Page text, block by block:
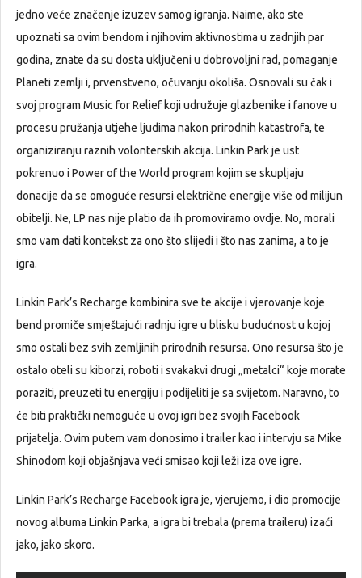
jedno veće značenje izuzev samog igranja. Naime, ako ste
upoznati sa ovim bendom i njihovim aktivnostima u zadnjih par
godina, znate da su dosta uključeni u dobrovoljni rad, pomaganje
Planeti zemlji i, prvenstveno, očuvanju okoliša. Osnovali su čak i
svoj program Music for Relief koji udružuje glazbenike i fanove u
procesu pružanja utjehe ljudima nakon prirodnih katastrofa, te
organiziranju raznih volonterskih akcija. Linkin Park je ust
pokrenuo i Power of the World program kojim se skupljaju
donacije da se omoguće resursi električne energije više od milijun
obitelji. Ne, LP nas nije platio da ih promoviramo ovdje. No, morali
smo vam dati kontekst za ono što slijedi i što nas zanima, a to je
igra.
Linkin Park’s Recharge kombinira sve te akcije i vjerovanje koje
bend promiče smještajući radnju igre u blisku budućnost u kojoj
smo ostali bez svih zemljinih prirodnih resursa. Ono resursa što je
ostalo oteli su kiborzi, roboti i svakakvi drugi „metalci“ koje morate
poraziti, preuzeti tu energiju i podijeliti je sa svijetom. Naravno, to
će biti praktički nemoguće u ovoj igri bez svojih Facebook
prijatelja. Ovim putem vam donosimo i trailer kao i intervju sa Mike
Shinodom koji objašnjava veći smisao koji leži iza ove igre.
Linkin Park’s Recharge Facebook igra je, vjerujemo, i dio promocije
novog albuma Linkin Parka, a igra bi trebala (prema traileru) izaći
jako, jako skoro.